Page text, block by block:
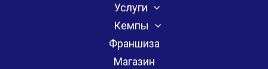
Услуги
Кемпы
Франшиза
Магазин